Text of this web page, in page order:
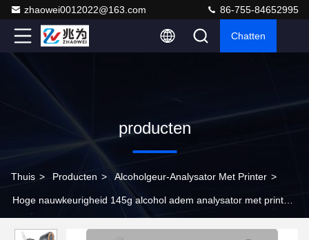
zhaowei0012022@163.com 86-755-84652995
Chatten
producten
Thuis > Producten > Alcoholgeur-Analysator Met Printer >
Hoge nauwkeurigheid 145g alcohol adem analysator met printer